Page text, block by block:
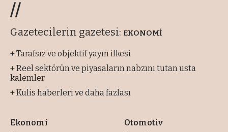
//
Gazetecilerin gazetesi: EKONOMİ
+ Tarafsız ve objektif yayın ilkesi
+ Reel sektörün ve piyasaların nabzını tutan usta
kalemler
+ Kulis haberleri ve daha fazlası
Ekonomi
Otomotiv